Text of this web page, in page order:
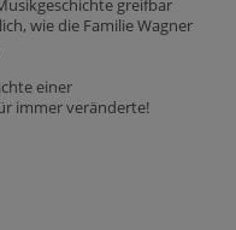
wie die Familie Wagner
einer
immer veränderte!